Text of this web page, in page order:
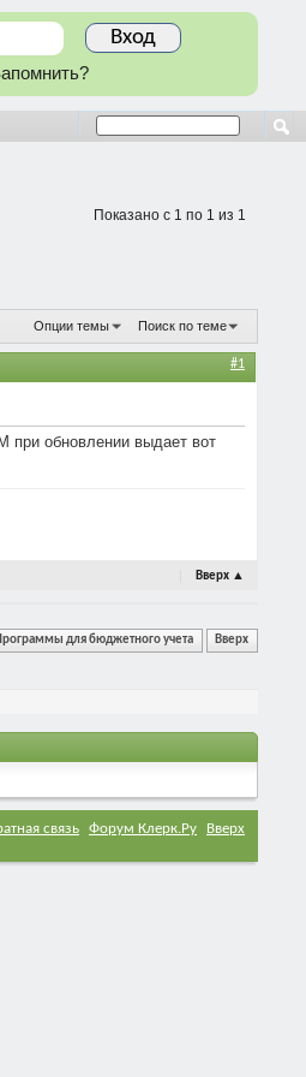
Показано с 1 по 1 из 1
Опции темы Поиск по теме
#1
при обновлении выдает вот
Вверх ▲
для бюджетного учета Вверх
связь Форум Клерк.Ру Вверх